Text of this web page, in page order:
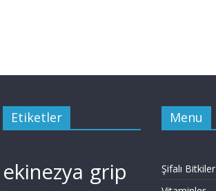
Etiketler
ekinezya grip
Menu
Şifalı Bitkiler